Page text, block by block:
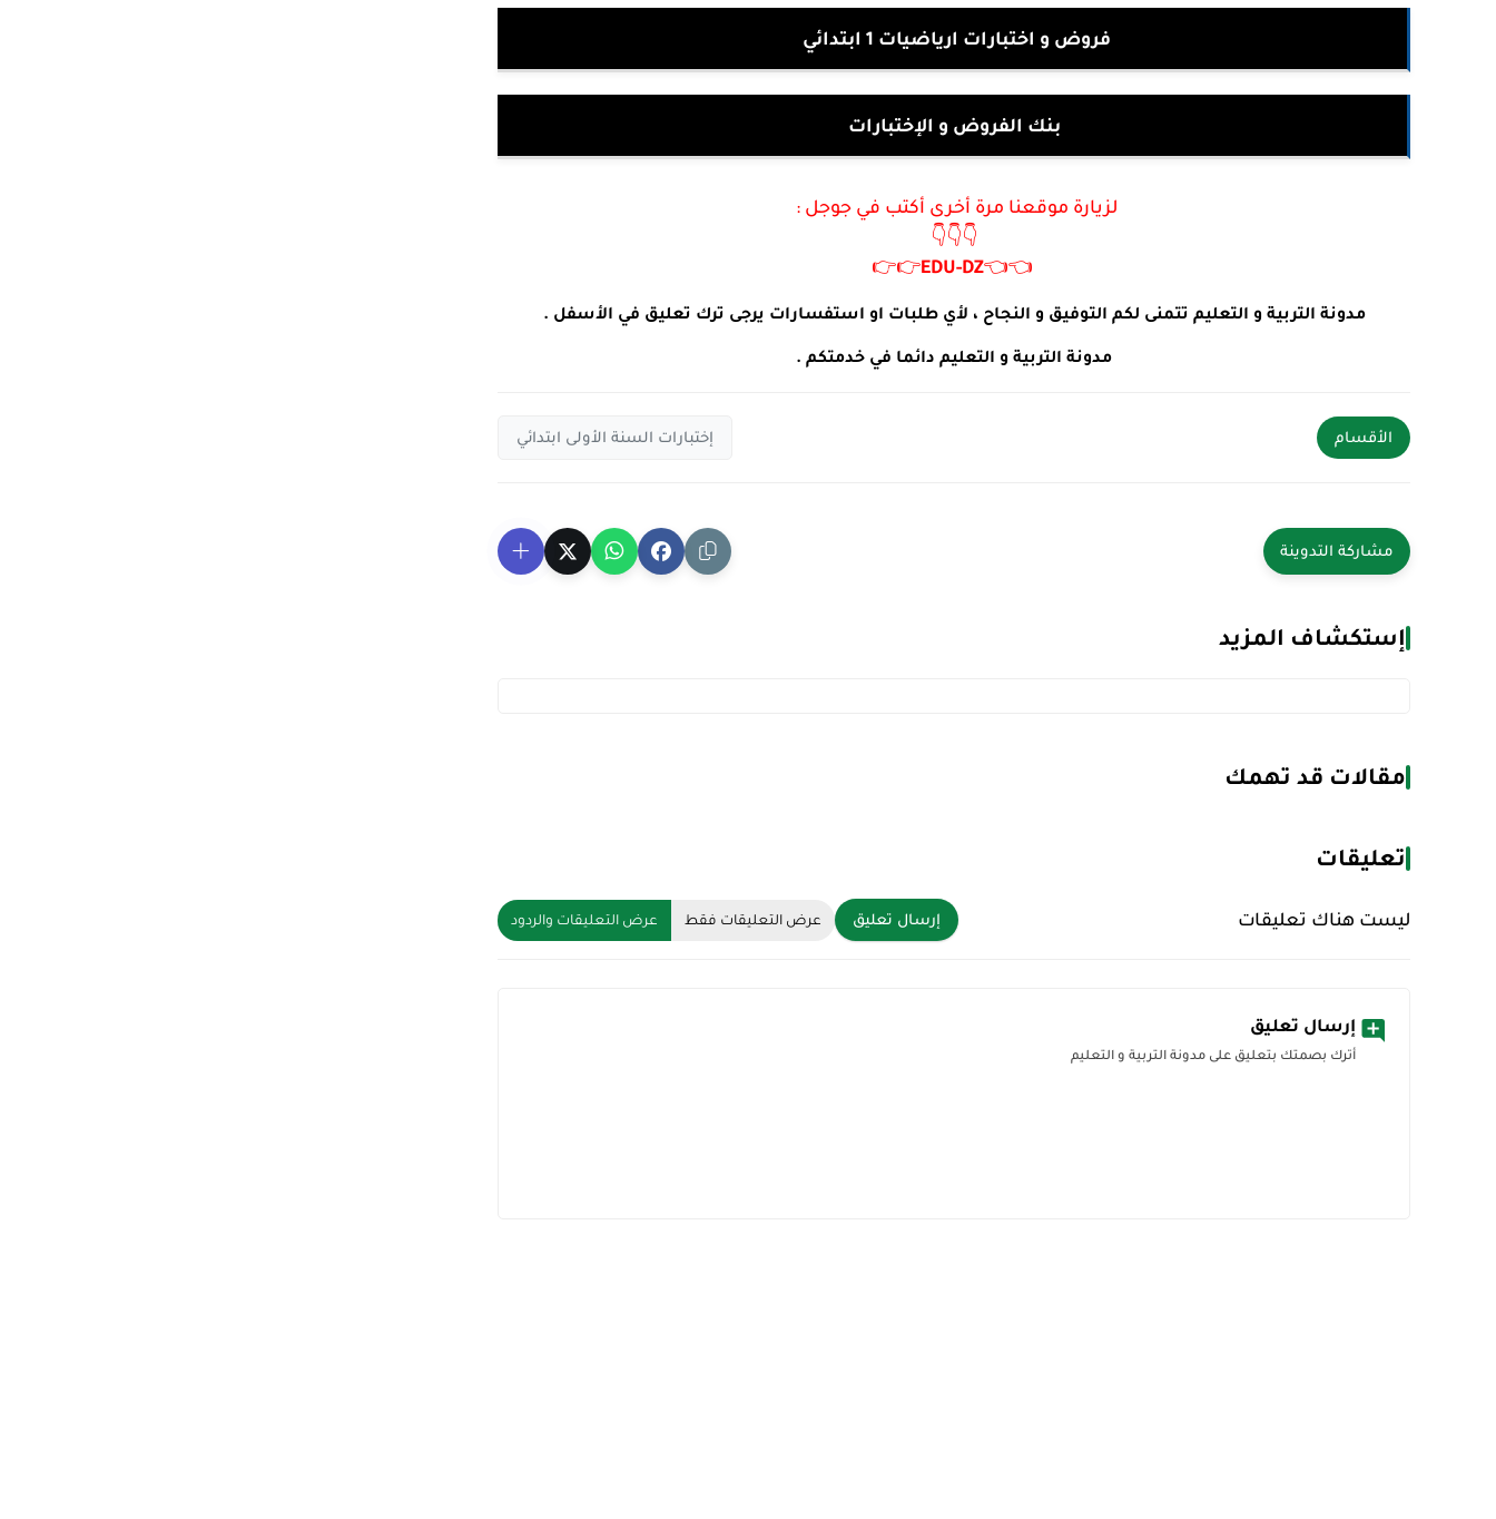
فروض و اختبارات ارياضيات 1 ابتدائي
بنك الفروض و الإختبارات
لزيارة موقعنا مرة أخرى أكتب في جوجل :
👇👇👇
👈👈
EDU-DZ
👉👉
مدونة التربية و التعليم تتمنى لكم التوفيق و النجاح ، لأي طلبات او استفسارات يرجى ترك تعليق في الأسفل .
مدونة التربية و التعليم دائما في خدمتكم .
الأقسام إختبارات السنة الأولى ابتدائي
إستكشاف المزيد
مقالات قد تهمك
تعليقات
ليست هناك تعليقات إرسال تعليق عرض التعليقات فقط عرض التعليقات والردود
إرسال تعليق
أترك بصمتك بتعليق على مدونة التربية و التعليم